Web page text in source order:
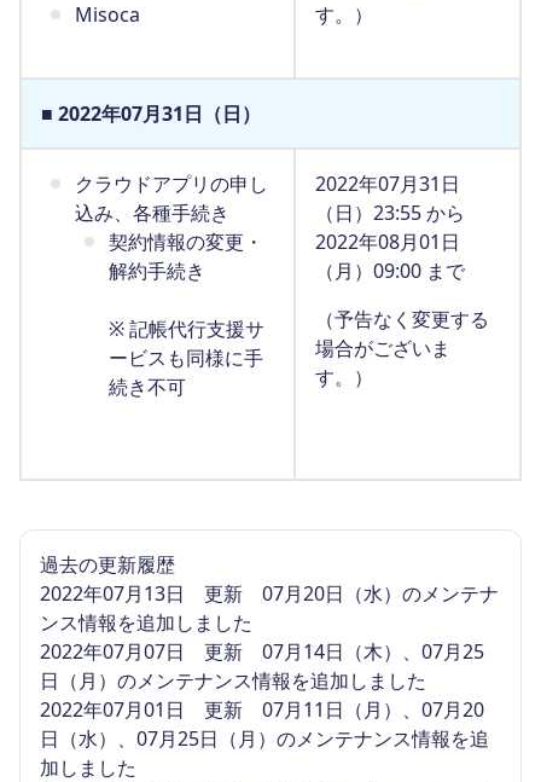
Misoca
す。）
■ 2022年07月31日（日）
クラウドアプリの申し
込み、各種手続き
契約情報の変更・
解約手続き
※ 記帳代行支援サ
ービスも同様に手
続き不可
2022年07月31日
（日）23:55 から
2022年08月01日
（月）09:00 まで
（予告なく変更する
場合がございま
す。）
過去の更新履歴
2022年07月13日 更新 07月20日（水）のメンテナ
ンス情報を追加しました
2022年07月07日 更新 07月14日（木）、07月25
日（月）のメンテナンス情報を追加しました
2022年07月01日 更新 07月11日（月）、07月20
日（水）、07月25日（月）のメンテナンス情報を追
加しました